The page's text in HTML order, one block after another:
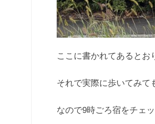
ここに書かれてあるとお
それで実際に歩いてみて
なので9時ごろ宿をチェ